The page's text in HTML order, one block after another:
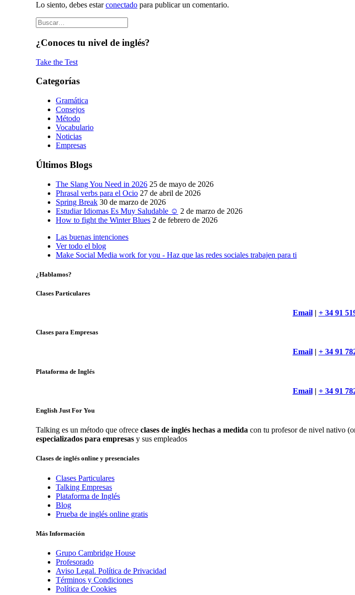
Lo siento, debes estarconectado para publicar un comentario.
¿Conoces tu nivel de inglés?
Take the Test
Categorías
Gramática
Consejos
Método
Vocabulario
Noticias
Empresas
Últimos Blogs
The Slang You Need in 2026 25 de mayo de 2026
Phrasal verbs para el Ocio 27 de abril de 2026
Spring Break 30 de marzo de 2026
Estudiar Idiomas Es Muy Saludable ☺ 2 de marzo de 2026
How to fight the Winter Blues 2 de febrero de 2026
Las buenas intenciones
Ver todo el blog
Make Social Media work for you - Haz que las redes sociales trabajen para ti
¿Hablamos?
Clases Particulares
Email| + 34 91
Clases para Empresas
Email| + 34 91
Plataforma de Inglés
Email| + 34 91
English Just For You
Talking es un método que ofrece clases de inglés hechas a medida con tu profesor de nivel nativo
especializados para empresas y sus empleados
Clases de inglés online y presenciales
Clases Particulares
Talking Empresas
Plataforma de Inglés
Blog
Prueba de inglés online gratis
Más Información
Grupo Cambridge House
Profesorado
Aviso Legal. Política de Privacidad
Términos y Condiciones
Política de Cookies